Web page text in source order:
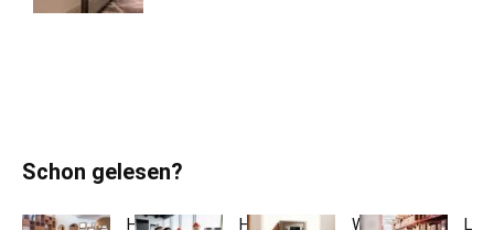
Schon gelesen?
Holzfarben
Hausmeisterservice
Welche